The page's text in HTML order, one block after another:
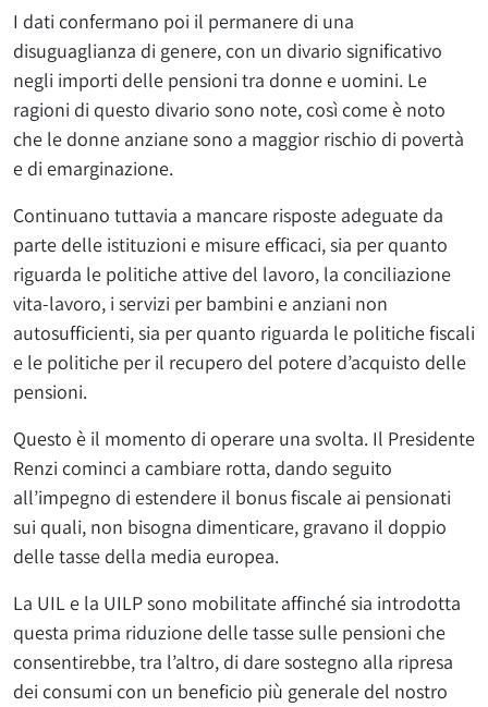
I dati confermano poi il permanere di una
disuguaglianza di genere, con un divario significativo
negli importi delle pensioni tra donne e uomini. Le
ragioni di questo divario sono note, così come è noto
che le donne anziane sono a maggior rischio di povertà
e di emarginazione.
Continuano tuttavia a mancare risposte adeguate da
parte delle istituzioni e misure efficaci, sia per quanto
riguarda le politiche attive del lavoro, la conciliazione
vita-lavoro, i servizi per bambini e anziani non
autosufficienti, sia per quanto riguarda le politiche fiscali
e le politiche per il recupero del potere d’acquisto delle
pensioni.
Questo è il momento di operare una svolta. Il Presidente
Renzi cominci a cambiare rotta, dando seguito
all’impegno di estendere il bonus fiscale ai pensionati
sui quali, non bisogna dimenticare, gravano il doppio
delle tasse della media europea.
La UIL e la UILP sono mobilitate affinché sia introdotta
questa prima riduzione delle tasse sulle pensioni che
consentirebbe, tra l’altro, di dare sostegno alla ripresa
dei consumi con un beneficio più generale del nostro